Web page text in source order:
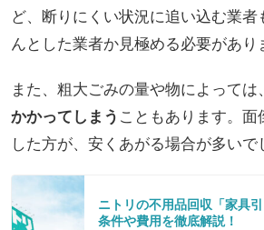
ど、断りにくい状況に追い込む業者
んとした業者か見極める必要があり
また、粗大ごみの量や物によっては
かかってしまう こともあります。
した方が、安くあがる場合が多いで
ニトリの不用品回収「家具
条件や費用を徹底解説！